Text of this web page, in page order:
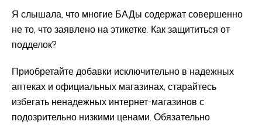
Я слышала, что многие БАДы содержат совершенно
не то, что заявлено на этикетке. Как защититься от
подделок?
Приобретайте добавки исключительно в надежных
аптеках и официальных магазинах, старайтесь
избегать ненадежных интернет-магазинов с
подозрительно низкими ценами. Обязательно